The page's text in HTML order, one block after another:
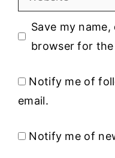
Save my
browser for
Notify me of
email.
Notify me of